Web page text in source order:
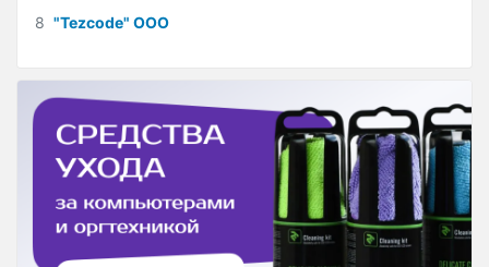
8 "Tezcode" ООО